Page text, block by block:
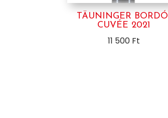
TÄUNINGER BORDÓI
CUVÉE 2021
11 500 Ft